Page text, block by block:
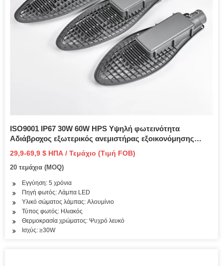
ISO9001 IP67 30W 60W HPS Υψηλή φωτεινότητα
Αδιάβροχος εξωτερικός ανεμιστήρας εξοικονόμησης
ενέργειας LED Ηλιακή ανεμογεννήτρια Street Hybrid Light
περίβλημα χύτευση αλουμινίου με πόλο
29,9-69,9 $ ΗΠΑ / Τεμάχιο (Τιμή FOB)
20 τεμάχια (MOQ)
Εγγύηση: 5 χρόνια
Πηγή φωτός: Λάμπα LED
Υλικό σώματος λάμπας: Αλουμίνιο
Τύπος φωτός: Ηλιακός
Θερμοκρασία χρώματος: Ψυχρό λευκό
Ισχύς: ≥30W